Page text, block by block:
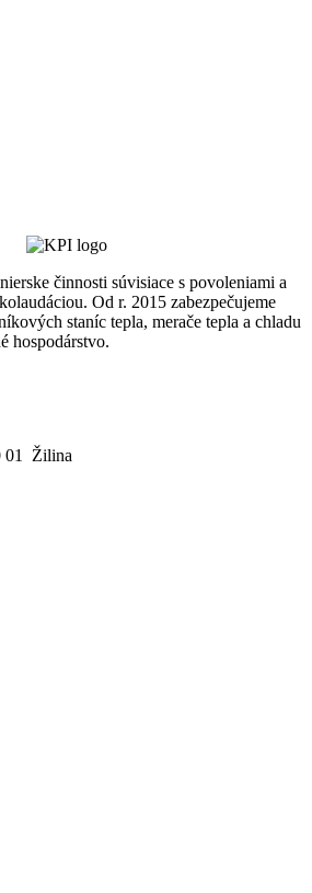
činnosti súvisiace s povoleniami a
Od r. 2015 zabezpečujeme
staníc tepla, merače tepla a chladu
hospodárstvo.
01 Žilina